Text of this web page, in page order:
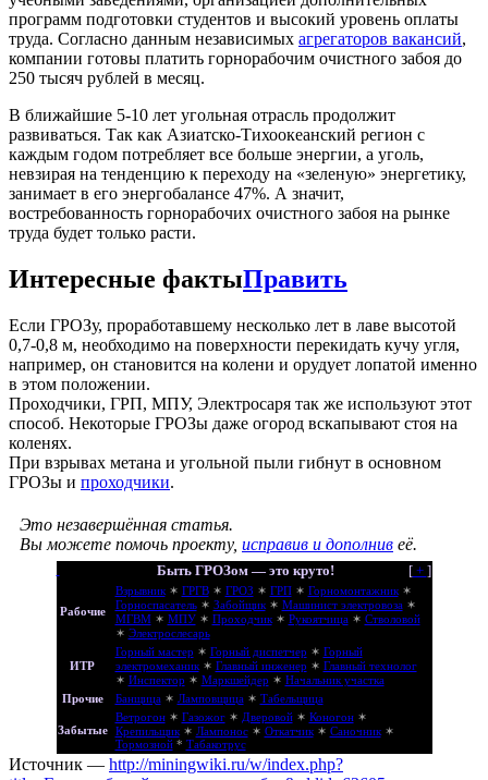
программ подготовки студентов и высокий уровень оплаты
труда. Согласно данным независимых агрегаторов вакансий,
компании готовы платить горнорабочим очистного забоя до
250 тысяч рублей в месяц.
В ближайшие 5-10 лет угольная отрасль продолжит
развиваться. Так как Азиатско-Тихоокеанский регион с
каждым годом потребляет все больше энергии, а уголь,
невзирая на тенденцию к переходу на «зеленую» энергетику,
занимает в его энергобалансе 47%. А значит,
востребованность горнорабочих очистного забоя на рынке
труда будет только расти.
Интересные фактыПравить
Если ГРОЗу, проработавшему несколько лет в лаве высотой
0,7-0,8 м, необходимо на поверхности перекидать кучу угля,
например, он становится на колени и орудует лопатой именно
в этом положении.
Проходчики, ГРП, МПУ, Электросаря так же используют этот
способ. Некоторые ГРОЗы даже огород вскапывают стоя на
коленях.
При взрывах метана и угольной пыли гибнут в основном
ГРОЗы и проходчики.
Это незавершённая статья.
Вы можете помочь проекту, исправив и дополнив её.
[+ ]
Быть ГРОЗом — это круто!
Рабочие
Взрывник✶ ГРГВ✶ ГРОЗ ✶ ГРП✶ Горномонтажник✶
Горноспасатель✶ Забойщик✶ Машинист электровоза✶
МГВМ✶ МПУ✶ Проходчик✶ Рукоятчица✶ Стволовой
✶ Электрослесарь
ИТР
Горный мастер ✶ Горный диспетчер ✶ Горный
электромеханик✶ Главный инженер ✶ Главный технолог
✶ Инспектор ✶ Маркшейдер ✶ Начальник участка
Прочие
Банщица✶ Ламповщица✶ Табельщица
Забытые
Ветрогон✶ Газожог✶ Дверовой✶ Коногон✶
Крепильщик✶ Лампонос✶ Откатчик✶ Саночник✶
Тормозной* Табакотрус
Источник — http://miningwiki.ru/w/index.php?